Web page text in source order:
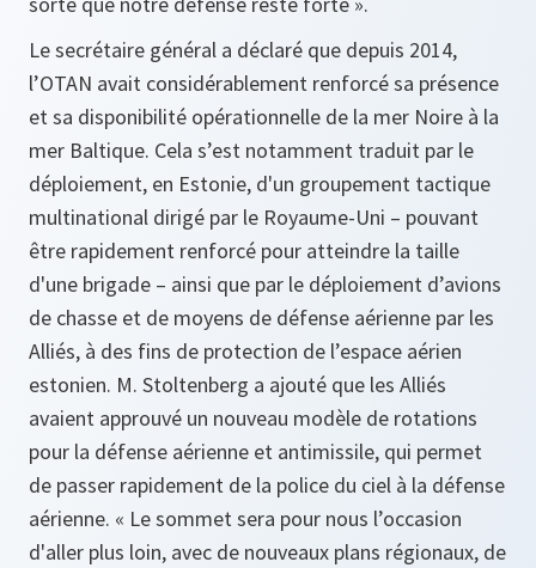
Le secrétaire général a déclaré que depuis 2014,
l’OTAN avait considérablement renforcé sa présence
et sa disponibilité opérationnelle de la mer Noire à la
mer Baltique. Cela s’est notamment traduit par le
déploiement, en Estonie, d'un groupement tactique
multinational dirigé par le Royaume-Uni – pouvant
être rapidement renforcé pour atteindre la taille
d'une brigade – ainsi que par le déploiement d’avions
de chasse et de moyens de défense aérienne par les
Alliés, à des fins de protection de l’espace aérien
estonien. M. Stoltenberg a ajouté que les Alliés
avaient approuvé un nouveau modèle de rotations
pour la défense aérienne et antimissile, qui permet
de passer rapidement de la police du ciel à la défense
aérienne. « Le sommet sera pour nous l’occasion
d'aller plus loin, avec de nouveaux plans régionaux, de